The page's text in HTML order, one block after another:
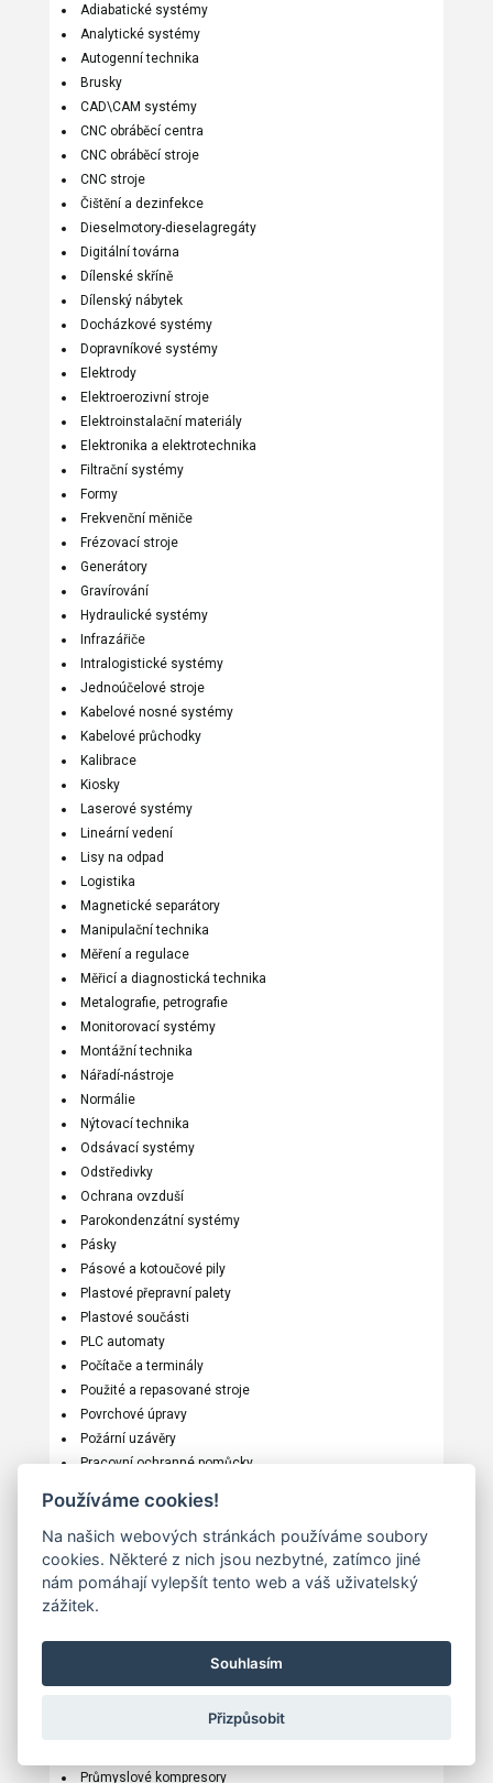
Adiabatické systémy
Analytické systémy
Autogenní technika
Brusky
CAD\CAM systémy
CNC obráběcí centra
CNC obráběcí stroje
CNC stroje
Čištění a dezinfekce
Dieselmotory-dieselagregáty
Digitální továrna
Dílenské skříně
Dílenský nábytek
Docházkové systémy
Dopravníkové systémy
Elektrody
Elektroerozivní stroje
Elektroinstalační materiály
Elektronika a elektrotechnika
Filtrační systémy
Formy
Frekvenční měniče
Frézovací stroje
Generátory
Gravírování
Hydraulické systémy
Infrazářiče
Intralogistické systémy
Jednoúčelové stroje
Kabelové nosné systémy
Kabelové průchodky
Kalibrace
Kiosky
Laserové systémy
Lineární vedení
Lisy na odpad
Logistika
Magnetické separátory
Manipulační technika
Měření a regulace
Měřicí a diagnostická technika
Metalografie, petrografie
Monitorovací systémy
Montážní technika
Nářadí-nástroje
Normálie
Nýtovací technika
Odsávací systémy
Odstředivky
Ochrana ovzduší
Parokondenzátní systémy
Pásky
Pásové a kotoučové pily
Plastové přepravní palety
Plastové součásti
PLC automaty
Počítače a terminály
Použité a repasované stroje
Povrchové úpravy
Požární uzávěry
Pracovní ochranné pomůcky
Průmyslová automatizace
Průmyslová čerpadla
Průmyslová lepidla
Průmyslová ložiska
Průmyslová maziva
Průmyslové kompresory
Používáme cookies!
Na našich webových stránkách používáme soubory
cookies. Některé z nich jsou nezbytné, zatímco jiné
nám pomáhají vylepšít tento web a váš uživatelský
zážitek.
Souhlasím
Přizpůsobit